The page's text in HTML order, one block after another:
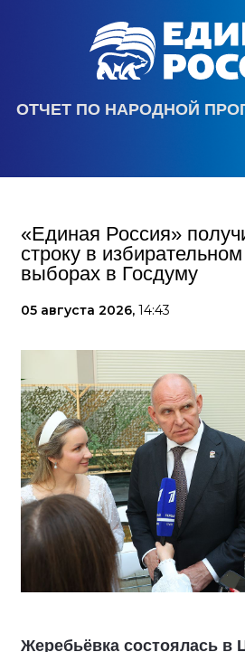
ОТЧЕТ ПО НАРОДНОЙ
«Единая Россия»
строку в
выборах в Госдуму
05 августа 2026, 14:43
Жеребьёвка состоялась в